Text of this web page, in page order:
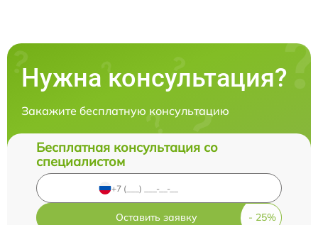
Нужна консультация?
Закажите бесплатную консультацию
Бесплатная консультация со
специалистом
Оставить заявку